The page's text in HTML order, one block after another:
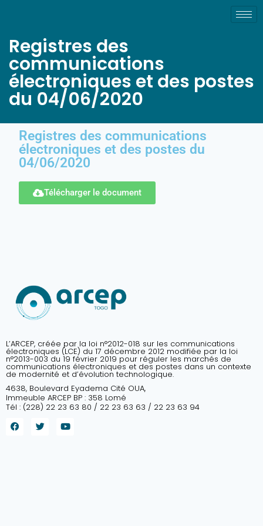
Registres des
communications
électroniques et des postes
du 04/06/2020
Registres des communications
électroniques et des postes du
04/06/2020
Télécharger le document
L’ARCEP, créée par la loi n°2012-018 sur les communications
électroniques (LCE) du 17 décembre 2012 modifiée par la loi
n°2013-003 du 19 février 2019 pour réguler les marchés de
communications électroniques et des postes dans un contexte
de modernité et d’évolution technologique.
4638, Boulevard Eyadema Cité OUA,
Immeuble ARCEP BP : 358 Lomé
Tél : (228) 22 23 63 80 / 22 23 63 63 / 22 23 63 94